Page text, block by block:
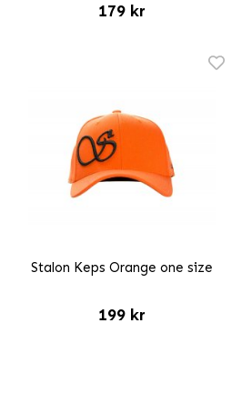
179 kr
Stalon Keps Orange one size
199 kr